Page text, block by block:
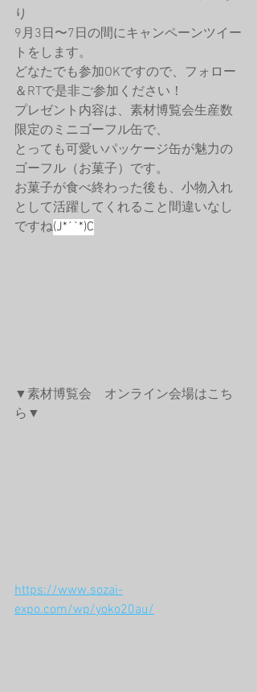
り
9月3日〜7日の間にキャンペーンツイー
トをします。
どなたでも参加OKですので、フォロー
＆RTで是非ご参加ください！
プレゼント内容は、素材博覧会生産数
限定のミニゴーフル缶で、
とっても可愛いパッケージ缶が魅力の
ゴーフル（お菓子）です。
お菓子が食べ終わった後も、小物入れ
として活躍してくれること間違いなし
ですね(J*´`*)C
▼素材博覧会　オンライン会場はこち
ら▼
https://www.sozai-
expo.com/wp/yoko20au/